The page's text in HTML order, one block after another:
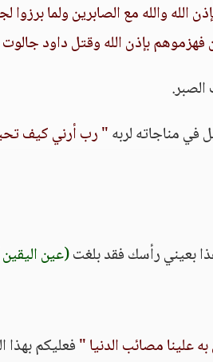
الله والله مع الصابرين ولما برزوا
فهزموهم بإذن الله وقتل داود
في مناجاته لربه" رب أرني كيف
بعيني رأسك فقد بلغت(عين
علينا مصائب الدنيا "فعليكم بهذا